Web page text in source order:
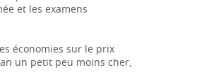
et les examens
économies sur le prix
un petit peu moins cher,